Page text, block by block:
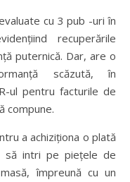
cu 3 pub -uri în
recuperările
puternică. Dar, are o
scăzută, în
ul pentru facturile de
compune.
a achiziționa o plată
să intri pe piețele de
împreună cu un